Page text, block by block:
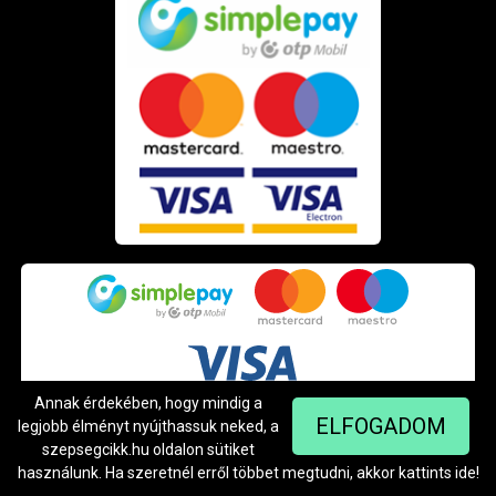
ELFOGADOM
Annak érdekében, hogy mindig a
legjobb élményt nyújthassuk neked, a
szepsegcikk.hu oldalon sütiket
használunk. Ha szeretnél erről többet megtudni, akkor kattints ide!